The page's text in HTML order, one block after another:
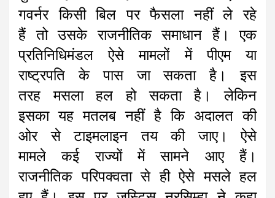
गवर्नर किसी बिल पर फैसला नहीं ले रहे
हैं तो उसके राजनीतिक समाधान हैं। एक
प्रतिनिधिमंडल ऐसे मामलों में पीएम या
राष्ट्रपति के पास जा सकता है। इस
तरह मसला हल हो सकता है। लेकिन
इसका यह मतलब नहीं है कि अदालत की
ओर से टाइमलाइन तय की जाए। ऐसे
मामले कई राज्यों में सामने आए हैं।
राजनीतिक परिपक्वता से ही ऐसे मसले हल